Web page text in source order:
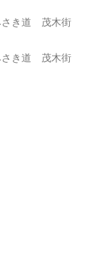
さき道 茂木街
さき道 茂木街